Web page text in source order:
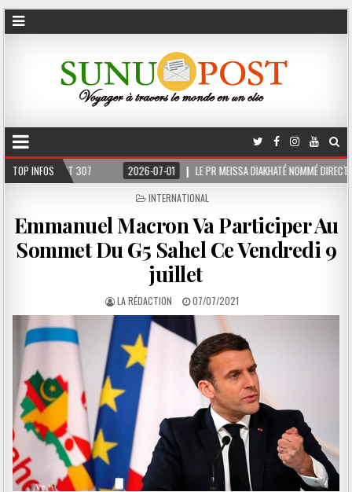
TOP INFOS
2026-07-01 LE PR MEISSA DIAKHATÉ NOMMÉ DIRECTEUR DE CABINET ADJOINT DU
POSTED
INTERNATIONAL
Emmanuel Macron Va Participer Au
Sommet Du G5 Sahel Ce Vendredi 9
juillet
LA RÉDACTION 07/07/2021